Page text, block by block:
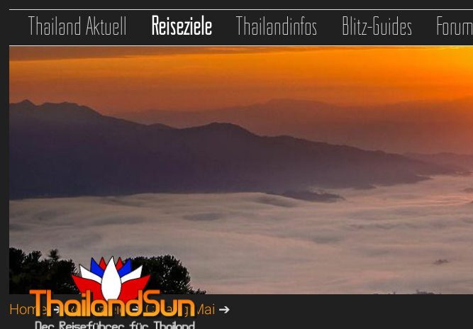
Thailand Aktuell Reiseziele Thailandinfos Blitz-Guides Forum
Home➔Reiseziele➔Chiang Mai ➔